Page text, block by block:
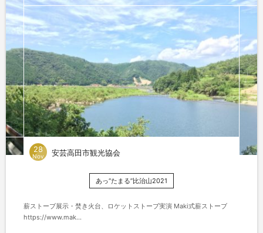
28
Nov 安芸高田市観光協会
あっ“たまる”比治山2021
薪ストーブ展示・焚き火台、ロケットストーブ実演 Maki式薪ストーブ
https://www.mak...